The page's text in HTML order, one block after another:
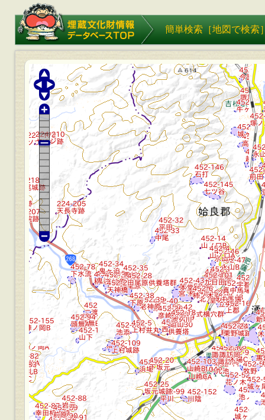
埋蔵文化財情報データベース
TOP
簡単検索［地図で検索